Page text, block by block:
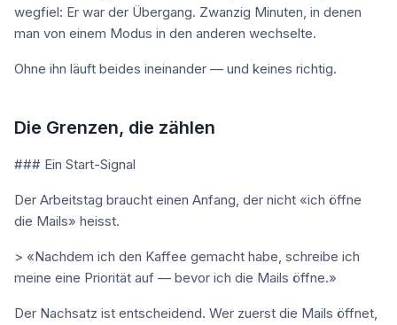
wegfiel: Er war der Übergang. Zwanzig Minuten, in denen
man von einem Modus in den anderen wechselte.
Ohne ihn läuft beides ineinander — und keines richtig.
Die Grenzen, die zählen
### Ein Start-Signal
Der Arbeitstag braucht einen Anfang, der nicht «ich öffne
die Mails» heisst.
> «Nachdem ich den Kaffee gemacht habe, schreibe ich
meine eine Priorität auf — bevor ich die Mails öffne.»
Der Nachsatz ist entscheidend. Wer zuerst die Mails öffnet,